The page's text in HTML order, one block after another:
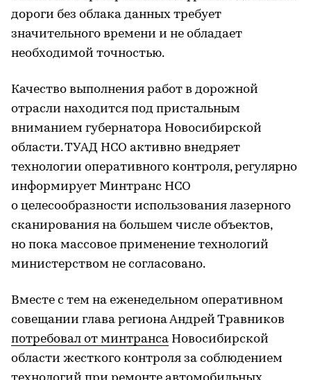
дороги без облака данных требует
значительного времени и не обладает
необходимой точностью.
Качество выполнения работ в дорожной
отрасли находится под пристальным
вниманием губернатора Новосибирской
области. ТУАД НСО активно внедряет
технологии оперативного контроля, регулярно
информирует Минтранс НСО
о целесообразности использования лазерного
сканирования на большем числе объектов,
но пока массовое применение технологий
министерством не согласовано.
Вместе с тем на еженедельном оперативном
совещании глава региона Андрей Травников
потребовал от минтранса Новосибирской
области жесткого контроля за соблюдением